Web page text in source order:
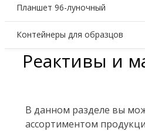
Планшет 96-луночный
Контейнеры для образцов
Реактивы и
В данном разделе вы
ассортиментом